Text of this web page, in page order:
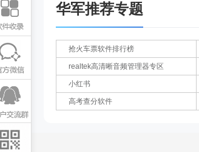
华军推荐专题
抢火车票软件排行榜
realtek高清晰音频管理器专区
小红书
高考查分软件